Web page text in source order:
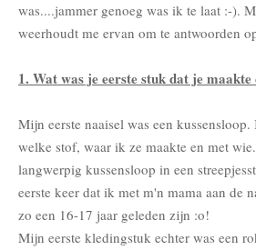
was....jammer genoeg was ik te laat :-).
weerhoudt me ervan om te antwoorden
1. Wat was je eerste stuk dat je maakte
Mijn eerste naaisel was een
welke stof, waar ik ze maakte en met
langwerpig kussensloop in een
eerste keer dat ik met m'n mama aan de
zo een 16-17 jaar geleden zijn :o!
Mijn eerste kledingstuk echter was een